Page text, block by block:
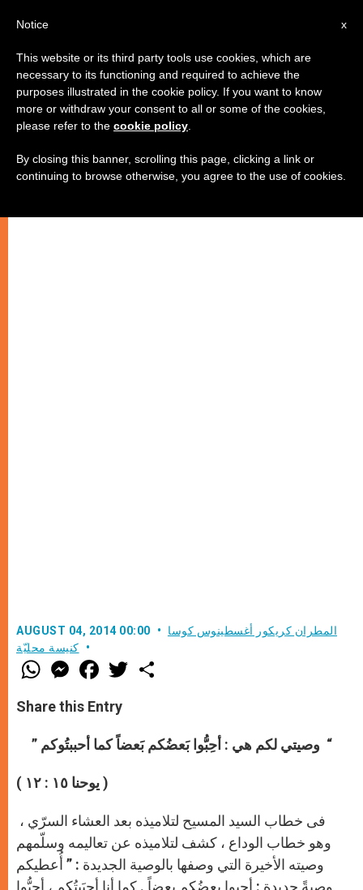
ثلاثة أبعاد لوصية المحبة التي أوصانا
بها يسوع (1)
AUGUST 04, 2014 00:00
المطران كريكور أغسطينوس كوسا
كنيسة محليّة
W
h
t
s
p
p
M
e
s
e
g
e
F
a
e
b
o
k
w
r
Share this Entry
” وصيتي لكم هي : أحِبُّوا بَعضُكم بَعضاً كما أحببتُوكم “
( يوحنا ١٥ : ١٢ )
وهو خطاب الوداع ، كشف لتلاميذه عن تعاليمه وسلّمهم
وصيته الأخيرة التي وصفها بالوصية الجديدة : ” أُعطيكم
وصيةً جديدة : أحبوا بعضُكم بعضاً . كما أنا أحبَبتُكم ، أحِبُّوا
x
Notice
This website or its third party tools use cookies, which are
necessary to its functioning and required to achieve the
purposes illustrated in the cookie policy. If you want to know
more or withdraw your consent to all or some of the cookies,
please refer to the cookie policy
By closing this banner, scrolling this page, clicking a link or
continuing to browse otherwise, you agree to the use of cookies.